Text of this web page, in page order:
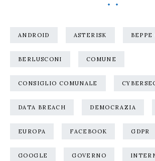
ANDROID ASTERISK
BERLUSCONI COMUNE
CONSIGLIO COMUNALE
DATA BREACH DEMOCRAZIA
EUROPA FACEBOOK GDPR
GOOGLE GOVERNO